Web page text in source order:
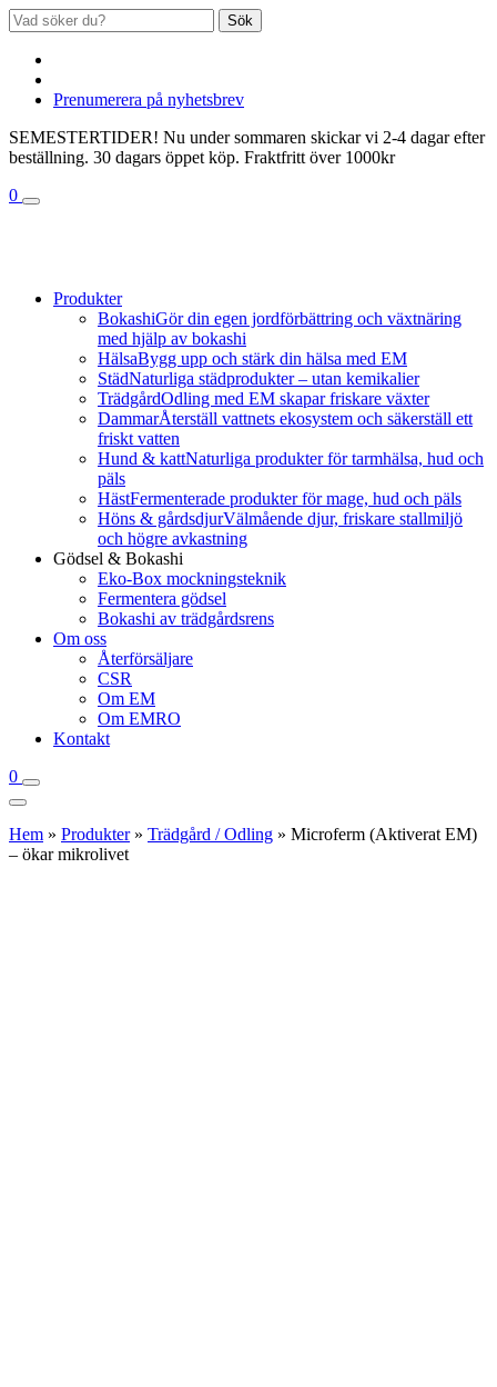
Sök
Prenumerera på nyhetsbrev
SEMESTERTIDER! Nu under sommaren skickar vi 2-4 dagar efter
beställning. 30 dagars öppet köp. Fraktfritt över 1000kr
0
Produkter
BokashiGör din egen jordförbättring och växtnäring
med hjälp av bokashi
HälsaBygg upp och stärk din hälsa med EM
StädNaturliga städprodukter – utan kemikalier
TrädgårdOdling med EM skapar friskare växter
DammarÅterställ vattnets ekosystem och säkerställ ett
friskt vatten
Hund & kattNaturliga produkter för tarmhälsa, hud och
päls
HästFermenterade produkter för mage, hud och päls
Höns & gårdsdjurVälmående djur, friskare stallmiljö
och högre avkastning
Gödsel & Bokashi
Eko-Box mockningsteknik
Fermentera gödsel
Bokashi av trädgårdsrens
Om oss
Återförsäljare
CSR
Om EM
Om EMRO
Kontakt
0
Hem » Produkter» Trädgård / Odling » Microferm (Aktiverat EM)
– ökar mikrolivet